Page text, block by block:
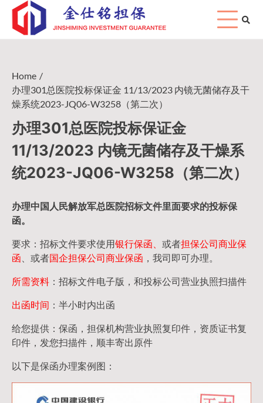
Skip
content
Home
办理301总医院投标保证金 11/13/2023 内镜无菌储存及干
燥系统2023-JQ06-W3258（第二次）
办理301总医院投标保证金
11/13/2023 内镜无菌储存及干燥系
统2023-JQ06-W3258（第二次）
办理中国人民解放军总医院招标文件里面要求的投标保
函。
要求：招标文件要求使用银行保函、 或者担保公司商业保
函 、或者国企担保公司商业保函 ，我司即可办理。
所需资料 ：招标文件电子版，和投标公司营业执照扫描件
出函时间 ：半小时内出函
给您提供：保函，担保机构营业执照复印件，资质证书复
印件，发您扫描件，顺丰寄出原件
以下是保函办理案例图：